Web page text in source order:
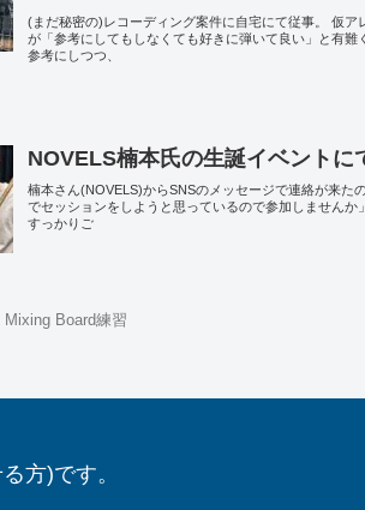
(まだ秘密の)レコーディング案件に自宅にて従事。 仮
が「参考にしてもしなくても好きに弾いて良い」と有
参考にしつつ、
NOVELS楠本氏の生誕イベントに
楠本さん(NOVELS)からSNSのメッセージで連絡が来た
でセッションをしようと思っているので参加しません
すっかりご
Mixing Board練習
方)です。